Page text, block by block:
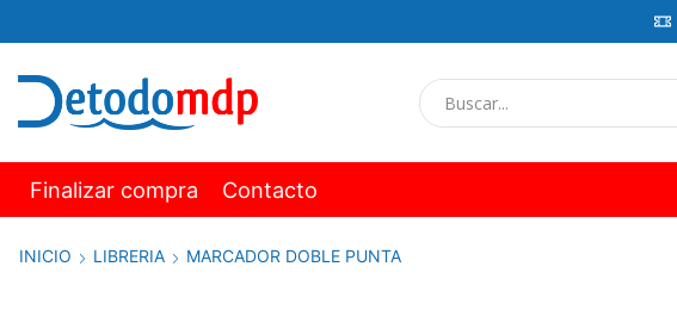
Finalizar compra Contacto
INICIO LIBRERIA MARCADOR DOBLE PUNTA